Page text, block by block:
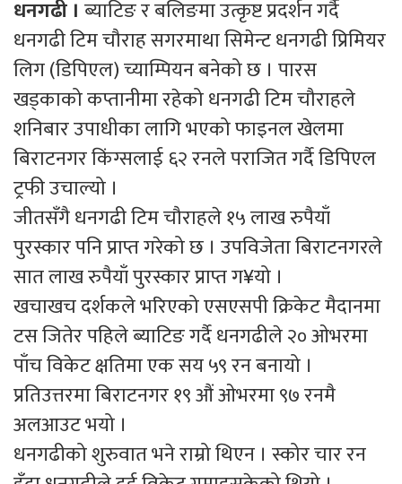
धनगढी । ब्याटिङ र बलिङमा उत्कृष्ट प्रदर्शन गर्दै
धनगढी टिम चौराह सगरमाथा सिमेन्ट धनगढी प्रिमियर
लिग (डिपिएल) च्याम्पियन बनेको छ । पारस
खड्काको कप्तानीमा रहेको धनगढी टिम चौराहले
शनिबार उपाधीका लागि भएको फाइनल खेलमा
बिराटनगर किंग्सलाई ६२ रनले पराजित गर्दै डिपिएल
ट्रफी उचाल्यो ।
जीतसँगै धनगढी टिम चौराहले १५ लाख रुपैयाँ
पुरस्कार पनि प्राप्त गरेको छ । उपविजेता बिराटनगरले
सात लाख रुपैयाँ पुरस्कार प्राप्त ग¥यो ।
खचाखच दर्शकले भरिएको एसएसपी क्रिकेट मैदानमा
टस जितेर पहिले ब्याटिङ गर्दै धनगढीले २० ओभरमा
पाँच विकेट क्षतिमा एक सय ५९ रन बनायो ।
प्रतिउत्तरमा बिराटनगर १९ औं ओभरमा ९७ रनमै
अलआउट भयो ।
धनगढीको शुरुवात भने राम्रो थिएन । स्कोर चार रन